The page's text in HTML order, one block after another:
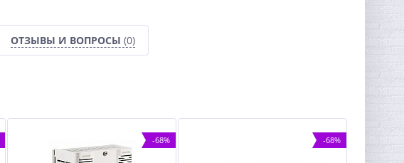
ОТЗЫВЫ И ВОПРОСЫ (0)
-68% -68%